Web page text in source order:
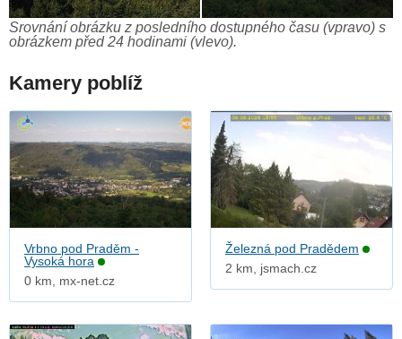
Srovnání obrázku z posledního dostupného času (vpravo) s
obrázkem před 24 hodinami (vlevo).
Kamery poblíž
Vrbno pod Praděm -
Vysoká hora
0 km, mx-net.cz
Železná pod Pradědem
2 km, jsmach.cz